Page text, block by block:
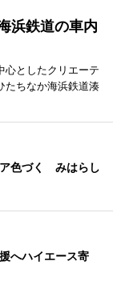
浜鉄道の車内
心としたクリエーテ
たちなか海浜鉄道湊
色づく みはらし
へハイエース寄